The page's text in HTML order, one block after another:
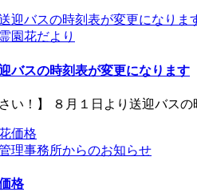
霊園花だより
バスの時刻表が変更になります
さい！】 ８月１日より送迎バス
理事務所からのお知らせ
格